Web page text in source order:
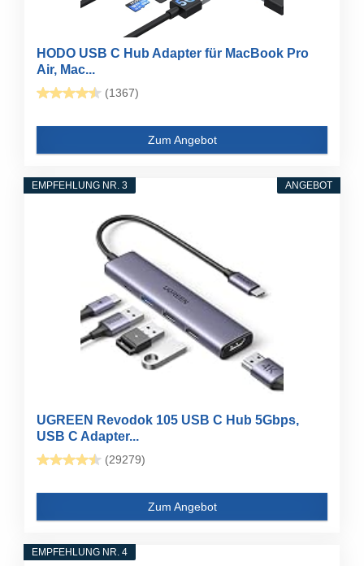
HODO USB C Hub Adapter für MacBook Pro
Air, Mac...
(1367)
Zum Angebot
ANGEBOT
EMPFEHLUNG NR. 3
UGREEN Revodok 105 USB C Hub 5Gbps,
USB C Adapter...
(29279)
Zum Angebot
EMPFEHLUNG NR. 4